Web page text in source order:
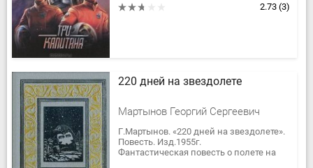
и о маленькой группе энтузиастов,...
2.73 (3)
220 дней на звездолете
Мартынов Георгий Сергеевич
Г.Мартынов. «220 дней на звездолете».
Повесть. Изд.1955г.
Фантастическая повесть о полете на